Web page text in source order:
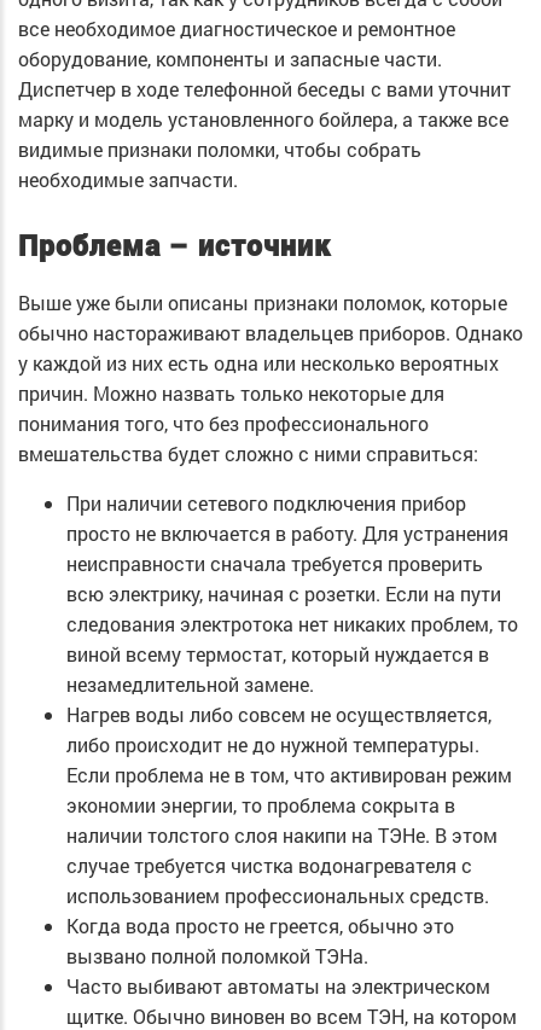
все необходимое диагностическое и ремонтное
оборудование, компоненты и запасные части.
Диспетчер в ходе телефонной беседы с вами уточнит
марку и модель установленного бойлера, а также все
видимые признаки поломки, чтобы собрать
необходимые запчасти.
Проблема – источник
Выше уже были описаны признаки поломок, которые
обычно настораживают владельцев приборов. Однако
у каждой из них есть одна или несколько вероятных
причин. Можно назвать только некоторые для
понимания того, что без профессионального
вмешательства будет сложно с ними справиться:
При наличии сетевого подключения прибор
просто не включается в работу. Для устранения
неисправности сначала требуется проверить
всю электрику, начиная с розетки. Если на пути
следования электротока нет никаких проблем, то
виной всему термостат, который нуждается в
незамедлительной замене.
Нагрев воды либо совсем не осуществляется,
либо происходит не до нужной температуры.
Если проблема не в том, что активирован режим
экономии энергии, то проблема сокрыта в
наличии толстого слоя накипи на ТЭНе. В этом
случае требуется чистка водонагревателя с
использованием профессиональных средств.
Когда вода просто не греется, обычно это
вызвано полной поломкой ТЭНа.
Часто выбивают автоматы на электрическом
щитке. Обычно виновен во всем ТЭН, на котором